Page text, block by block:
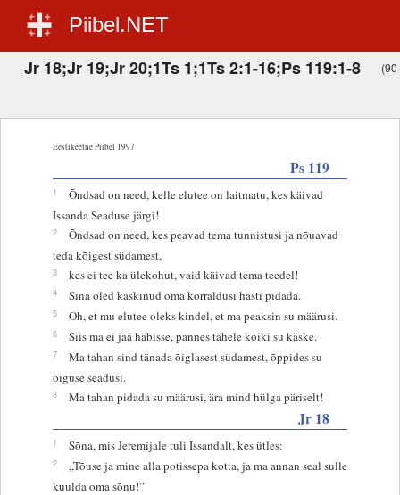
Piibel.NET
Jr 18;Jr 19;Jr 20;1Ts 1;1Ts 2:1-16;Ps 119:1-8 (90
Eestikeelne Piibel 1997
Ps 119
1
Õndsad on need, kelle elutee on laitmatu, kes käivad
Issanda Seaduse järgi!
2
Õndsad on need, kes peavad tema tunnistusi ja nõuavad
teda kõigest südamest,
3 kes ei tee ka ülekohut, vaid käivad tema teedel!
4 Sina oled käskinud oma korraldusi hästi pidada.
5 Oh, et mu elutee oleks kindel, et ma peaksin su määrusi.
6 Siis ma ei jää häbisse, pannes tähele kõiki su käske.
7
Ma tahan sind tänada õiglasest südamest, õppides su
õiguse seadusi.
8 Ma tahan pidada su määrusi, ära mind hülga päriselt!
Jr 18
1 Sõna, mis Jeremijale tuli Issandalt, kes ütles:
2
„Tõuse ja mine alla potissepa kotta, ja ma annan seal sulle
kuulda oma sõnu!”